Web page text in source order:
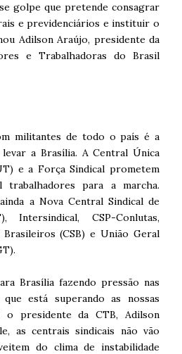
golpe que pretende consagrar
e previdenciários e instituir o
Adilson Araújo, presidente da
e Trabalhadoras do Brasil
militantes de todo o país é a
levar a Brasília. ACentral Única
) e a Força Sindical prometem
para a marcha.
a Nova Central Sindical de
Intersindical, CSP-Conlutas,
Brasileiros (CSB) eUnião Geral
).
Brasília fazendo pressão nas
está superando as nossas
o presidente da CTB, Adilson
as centrais sindicais não vão
do clima de instabilidade